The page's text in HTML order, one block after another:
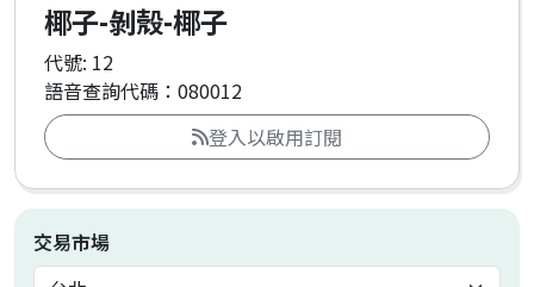
椰子-剝殼-椰子
代號: 12
語音查詢代碼：080012
登入以啟用訂閱
交易市場